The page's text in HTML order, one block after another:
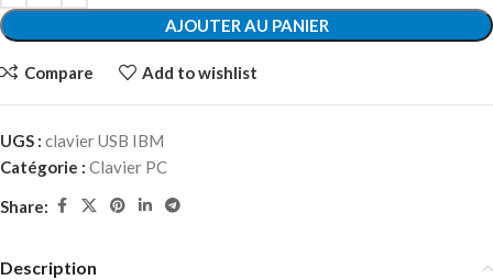
AJOUTER AU PANIER
Compare Add to wishlist
UGS : clavier USB IBM
Catégorie : Clavier PC
Share:
Description